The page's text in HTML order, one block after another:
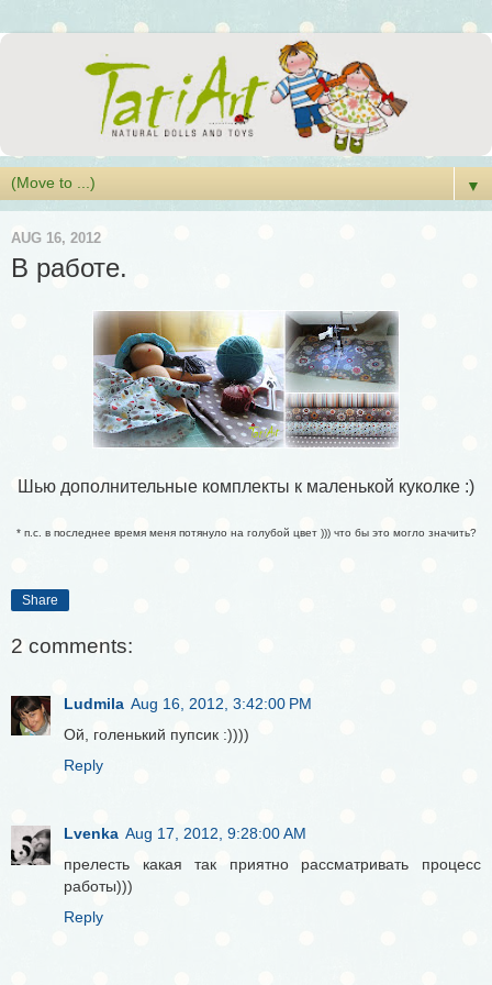
▼
AUG 16, 2012
В работе.
Шью дополнительные комплекты к маленькой куколке :)
* п.с. в последнее время меня потянуло на голубой цвет ))) что бы это могло значить?
Share
2 comments:
Ludmila Aug 16, 2012, 3:42:00 PM
Ой, голенький пупсик :))))
Reply
Lvenka Aug 17, 2012, 9:28:00 AM
прелесть какая так приятно рассматривать процесс
работы)))
Reply